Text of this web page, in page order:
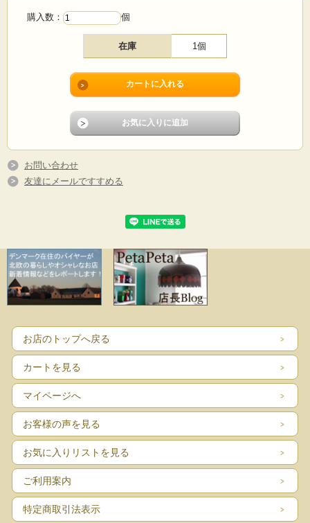
購入数： 個
在庫 1個
お問い合わせ
友達にメールですすめる
お店のトップへ戻る
カートを見る
マイページへ
お客様の声を見る
お気に入りリストを見る
ご利用案内
特定商取引法表示